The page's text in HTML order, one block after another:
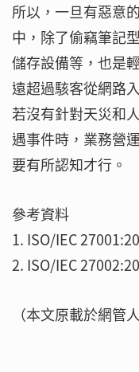
所以，一旦有惡意
中，除了偷竊筆記
儲存設備等，也是
遠超過駭客從網路
若沒有針對天災和
遇事件時，業務營
要有所認知才行。
參考資料
1. ISO/IEC
2. ISO/IEC
（本文原載於網管